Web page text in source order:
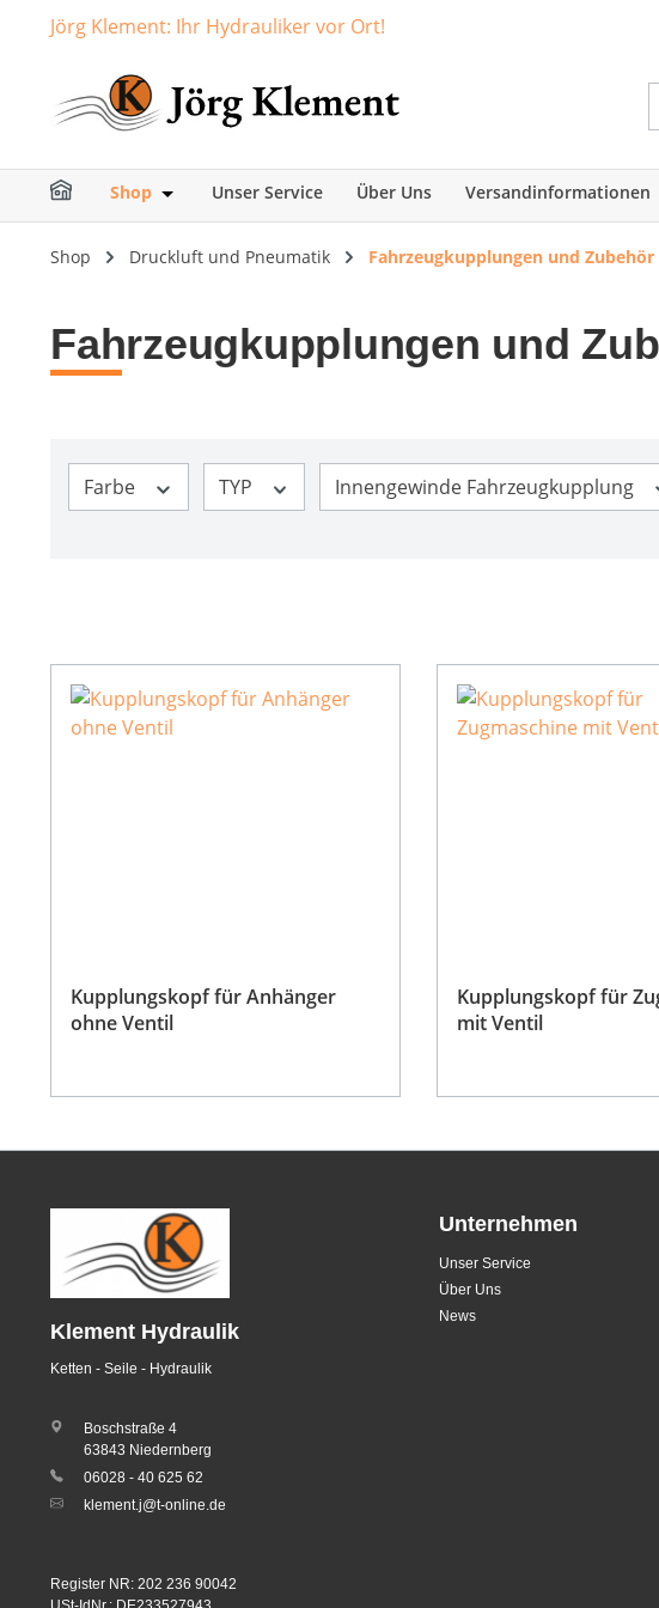
Zur Hauptnavigation springen
Jörg Klement: Ihr Hydrauliker vor Ort!
Shop Öffne oder Schließe das Dropdown der Kategorie Shop
Unser Service Über Uns Versandinformationen
Shop Druckluft und Pneumatik Fahrzeugkupplungen und
Fahrzeugkupplungen und
Farbe TYP Innengewinde Fahrzeugkupplung
Kupplungskopf für Anhänger
ohne Ventil
Kupplungskopf für
mit Ventil
Klement Hydraulik
Ketten - Seile - Hydraulik
Boschstraße 4
63843 Niedernberg
06028 - 40 625 62
klement.j@t-online.de
Register NR: 202 236 90042
Unternehmen
Unser Service
Über Uns
News